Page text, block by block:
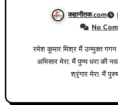
कहानीतक.com
No
रमेश कुमार मिश्र मैं उन्मुक्त गगन की हूँ मलिका नभ विचरण है
अभिसार मेरा. मैं पुण्य धरा की
श्रृंगार मेरा. मैं